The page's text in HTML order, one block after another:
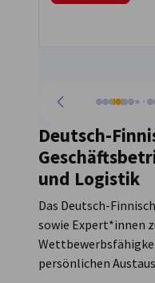
Zurück zur
Deutsch-
und Logistik
Das Deutsch-
sowie Expert*innen
persönlichen